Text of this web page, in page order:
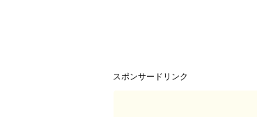
スポンサードリンク